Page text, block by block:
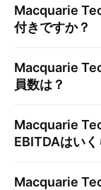
Macquarie
付きですか？
Macquarie
員数は？
Macquarie
EBITDAはいく
Macquarie